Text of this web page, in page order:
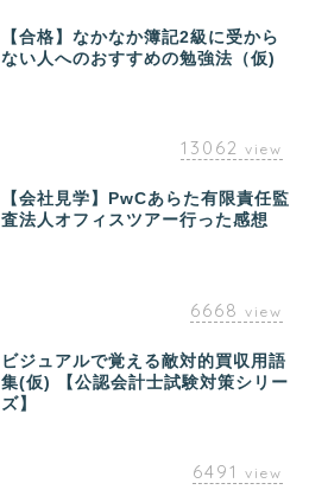
【合格】なかなか簿記2級に受から
ない人へのおすすめの勉強法（仮)
13062 view
【会社見学】PwCあらた有限責任監
査法人オフィスツアー行った感想
6668 view
ビジュアルで覚える敵対的買収用語
集(仮) 【公認会計士試験対策シリー
ズ】
6491 view